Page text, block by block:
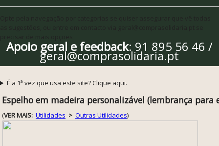
Apoio geral e feedback: 91 895 56 46 /
geral@comprasolidaria.pt
É a 1ª vez que usa este site? Clique aqui.
Espelho em madeira personalizável (lembrança para
(VER MAIS: Utilidades > Outras Utilidades)